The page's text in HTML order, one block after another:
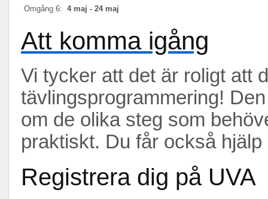
Omgång 6: 4 maj - 24 maj
Att komma igång
Vi tycker att det är roligt att
tävlingsprogrammering!
om de olika steg som
praktiskt. Du får också
Registrera dig på UVA